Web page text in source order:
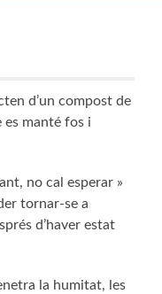
d’un compost de
es manté fos i
no cal esperar »
tornar-se a
d’haver estat
la humitat, les